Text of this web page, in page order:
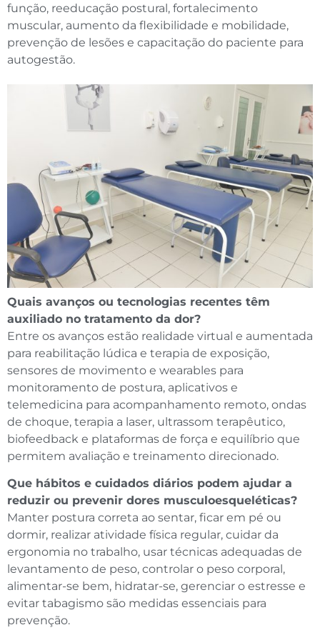
função, reeducação postural, fortalecimento
muscular, aumento da flexibilidade e mobilidade,
prevenção de lesões e capacitação do paciente para
autogestão.
Quais avanços ou tecnologias recentes têm
auxiliado no tratamento da dor?
Entre os avanços estão realidade virtual e aumentada
para reabilitação lúdica e terapia de exposição,
sensores de movimento e wearables para
monitoramento de postura, aplicativos e
telemedicina para acompanhamento remoto, ondas
de choque, terapia a laser, ultrassom terapêutico,
biofeedback e plataformas de força e equilíbrio que
permitem avaliação e treinamento direcionado.
Que hábitos e cuidados diários podem ajudar a
reduzir ou prevenir dores musculoesqueléticas?
Manter postura correta ao sentar, ficar em pé ou
dormir, realizar atividade física regular, cuidar da
ergonomia no trabalho, usar técnicas adequadas de
levantamento de peso, controlar o peso corporal,
alimentar-se bem, hidratar-se, gerenciar o estresse e
evitar tabagismo são medidas essenciais para
prevenção.